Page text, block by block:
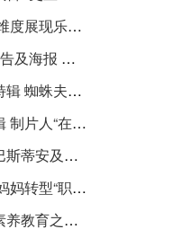
坛流行趋势
队豪华···
演满级预···
画里一切···
多两大国···
场超人”品···
“聚光少···